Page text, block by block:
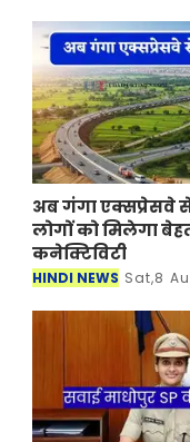
जाने क
अब गंगा एक्सप्रेसवे से
लोगों को मिलेगा
कनेक्टिविटी
HINDI NEWS Sat,8